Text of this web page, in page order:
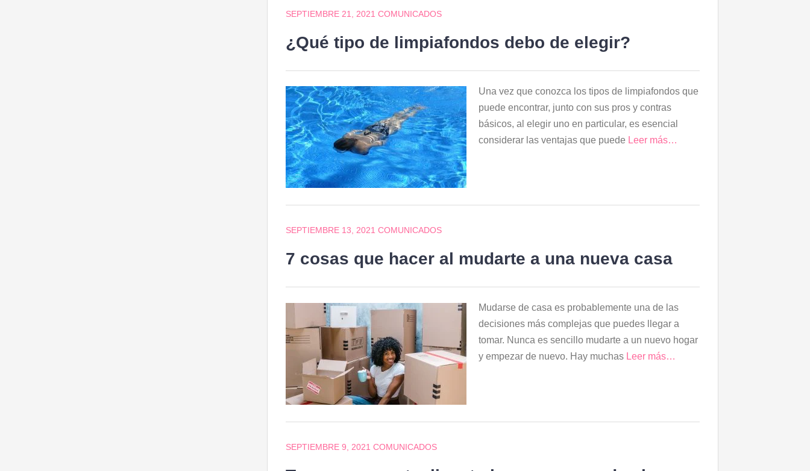
SEPTIEMBRE 21, 2021 COMUNICADOS
¿Qué tipo de limpiafondos debo de elegir?
Una vez que conozca los tipos de limpiafondos que
puede encontrar, junto con sus pros y contras
básicos, al elegir uno en particular, es esencial
considerar las ventajas que puede Leer más…
SEPTIEMBRE 13, 2021 COMUNICADOS
7 cosas que hacer al mudarte a una nueva casa
Mudarse de casa es probablemente una de las
decisiones más complejas que puedes llegar a
tomar. Nunca es sencillo mudarte a un nuevo hogar
y empezar de nuevo. Hay muchas Leer más…
SEPTIEMBRE 9, 2021 COMUNICADOS